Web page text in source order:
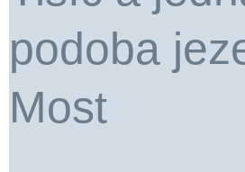
podoba
Most